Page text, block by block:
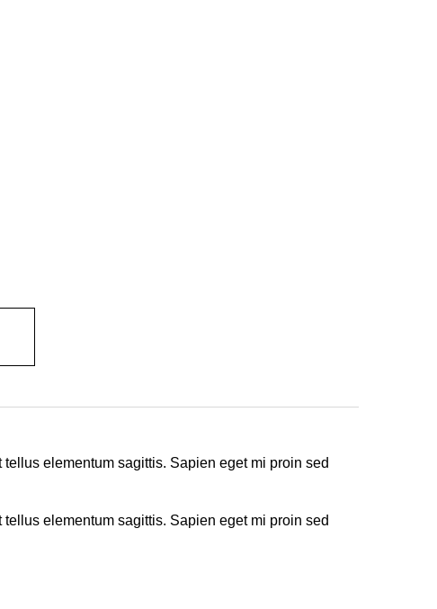
elementum sagittis. Sapien eget mi proin sed
elementum sagittis. Sapien eget mi proin sed